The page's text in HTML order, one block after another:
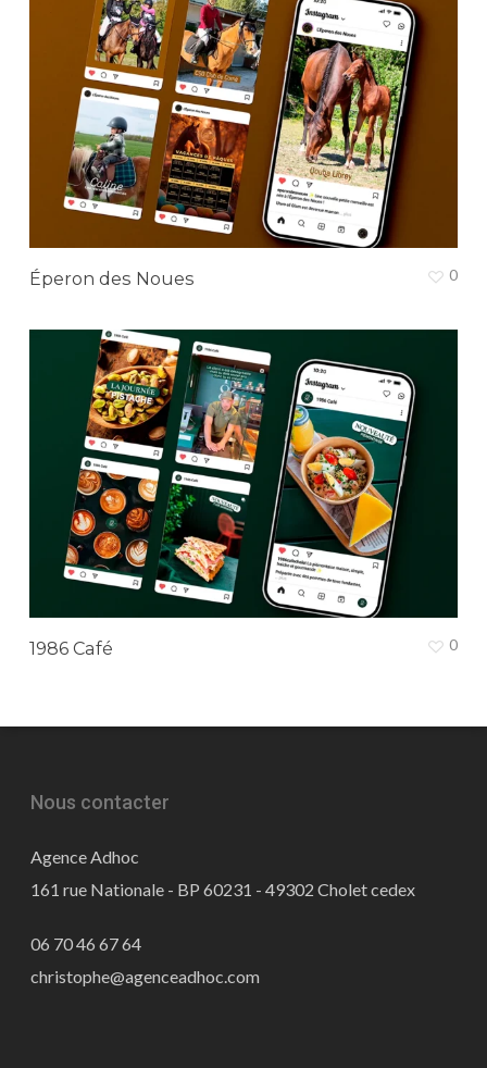
Éperon des Noues 0
1986 Café 0
Nous contacter
Agence Adhoc
161 rue Nationale - BP 60231 - 49302 Cholet cedex
06 70 46 67 64
christophe@agenceadhoc.com